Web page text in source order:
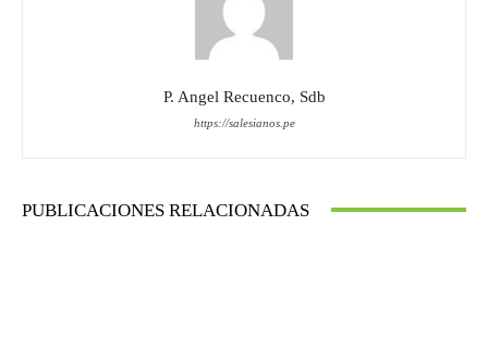
P. Angel Recuenco, Sdb
https://salesianos.pe
PUBLICACIONES RELACIONADAS